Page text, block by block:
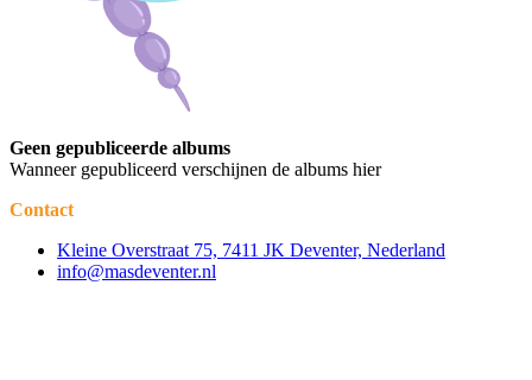
Geen gepubliceerde albums
Wanneer gepubliceerd verschijnen de albums hier
Contact
Kleine Overstraat 75, 7411 JK Deventer, Nederland
info@masdeventer.nl